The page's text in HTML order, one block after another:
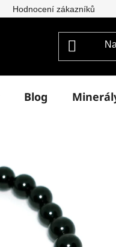
Hodnocení zákazníků
Blog